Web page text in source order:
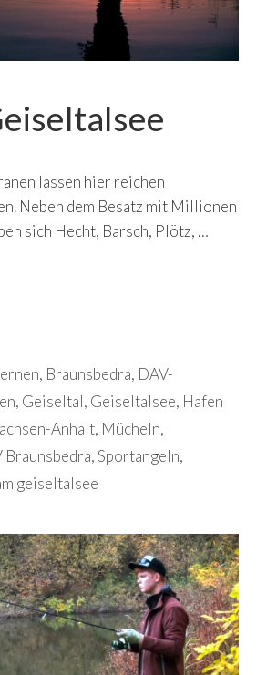
lassen hier reichen
Neben dem Besatz mit Millionen
sich Hecht, Barsch, Plötz, …
, Braunsbedra, DAV-
, Geiseltal, Geiseltalsee, Hafen
Anhalt, Mücheln,
Braunsbedra,Sportangeln,
geiseltalsee